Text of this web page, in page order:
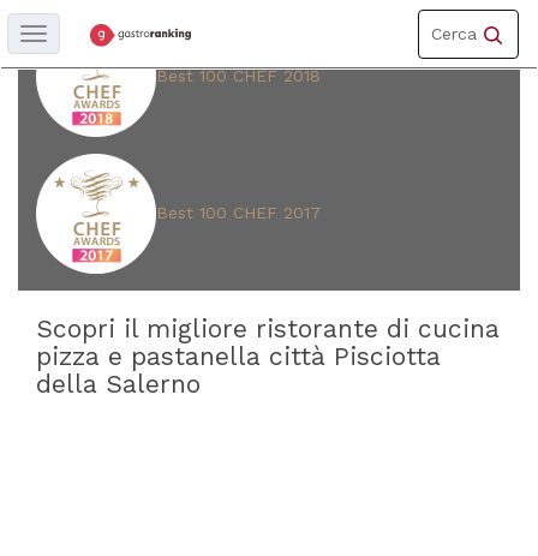
Toggle
navigation
Cerca
Best 100 CHEF 2018
Best 100 CHEF 2017
Toggle
navigation
REGIONE
Campania
PROVINCIA
Salerno
CITTÀ
Scopri il migliore ristorante di cucina
pizza e pastanella città Pisciotta
della Salerno